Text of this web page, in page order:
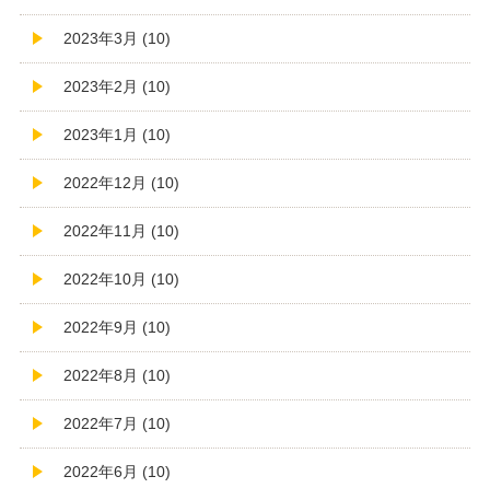
2023年3月 (10)
2023年2月 (10)
2023年1月 (10)
2022年12月 (10)
2022年11月 (10)
2022年10月 (10)
2022年9月 (10)
2022年8月 (10)
2022年7月 (10)
2022年6月 (10)